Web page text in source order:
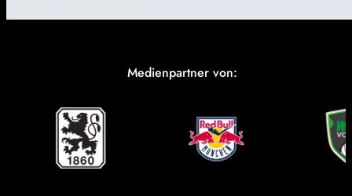
Medienpartner von: